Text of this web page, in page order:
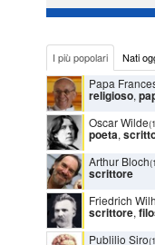
I più popolari Nati
Papa
religioso,
Oscar Wilde
poeta,
Arthur Bloch
scrittore
Friedrich
scrittore,
Publilio Siro